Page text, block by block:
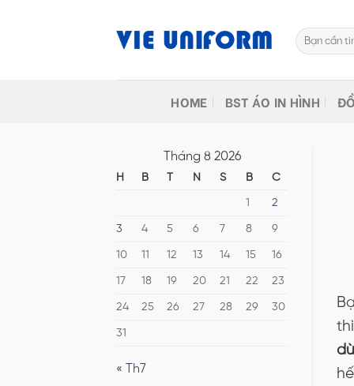
Tìm
kiếm:
HOME BST ÁO IN HÌNH
Tháng 8 2026
H B T N S B
C
1
2
3 4 5 6 7 8 9
10 11 12 13 14 15 16
17 18 19 20 21 22 23
24 25 26 27 28 29 30
31
« Th7